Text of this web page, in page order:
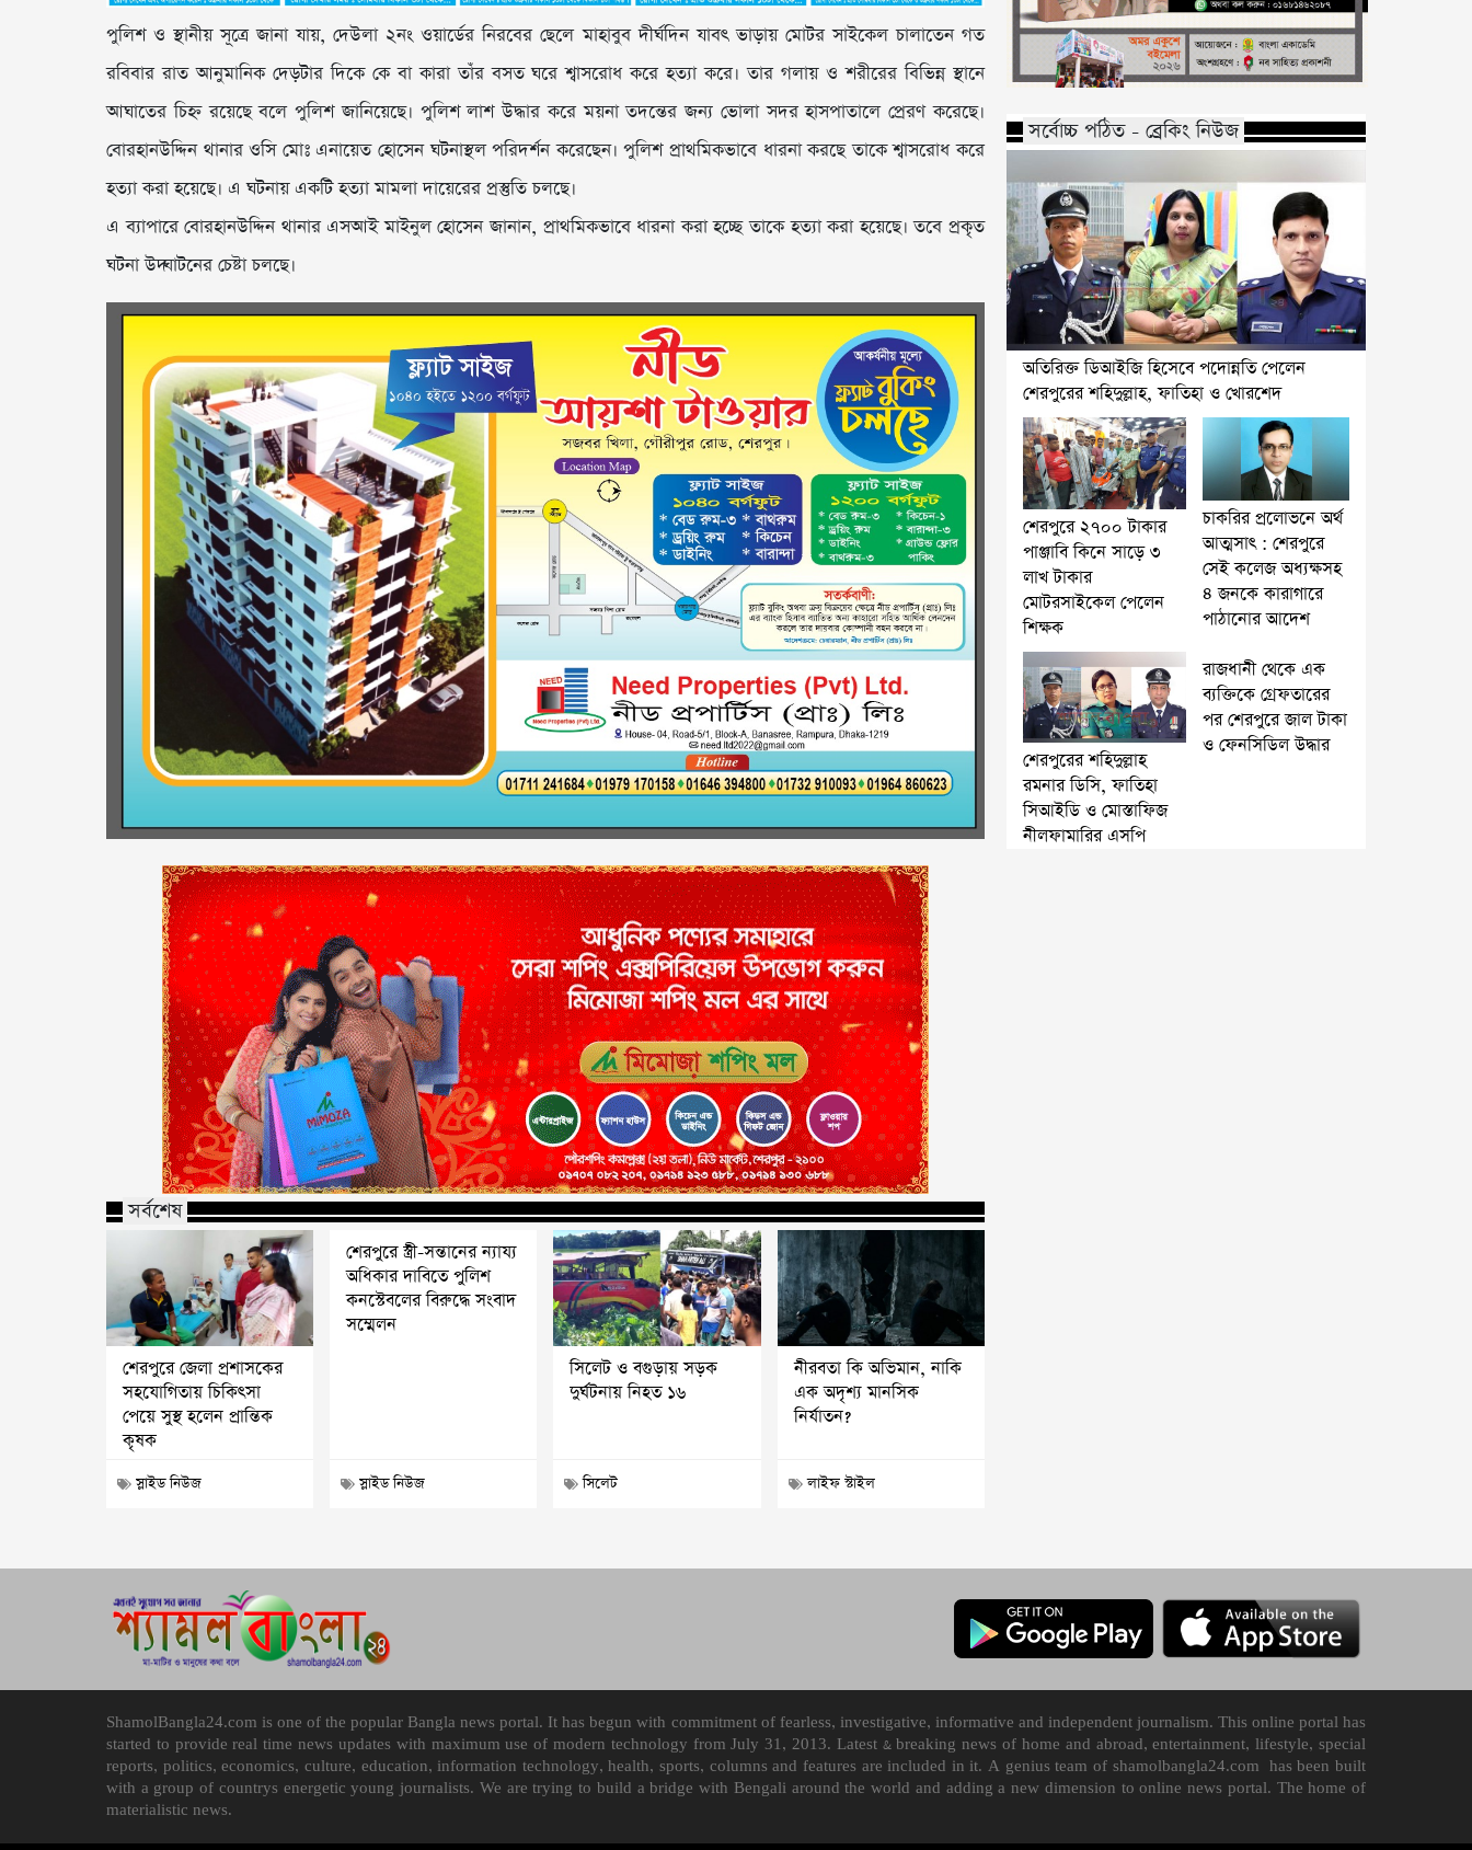
পুলিশ ও স্থানীয় সূত্রে জানা যায়, দেউলা ২নং ওয়ার্ডের নিরবের ছেলে মাহাবুব দীর্ঘদিন যাবৎ ভাড়ায় মোটর সাইকেল চালাতেন গত
রবিবার রাত আনুমানিক দেড়টার দিকে কে বা কারা তাঁর বসত ঘরে শ্বাসরোধ করে হত্যা করে। তার গলায় ও শরীরের বিভিন্ন স্থানে
আঘাতের চিহ্ন রয়েছে বলে পুলিশ জানিয়েছে। পুলিশ লাশ উদ্ধার করে ময়না তদন্তের জন্য ভোলা সদর হাসপাতালে প্রেরণ করেছে।
বোরহানউদ্দিন থানার ওসি মোঃ এনায়েত হোসেন ঘটনাস্থল পরিদর্শন করেছেন। পুলিশ প্রাথমিকভাবে ধারনা করছে তাকে শ্বাসরোধ করে
হত্যা করা হয়েছে। এ ঘটনায় একটি হত্যা মামলা দায়েরের প্রস্তুতি চলছে।
এ ব্যাপারে বোরহানউদ্দিন থানার এসআই মাইনুল হোসেন জানান, প্রাথমিকভাবে ধারনা করা হচ্ছে তাকে হত্যা করা হয়েছে। তবে প্রকৃত
ঘটনা উদ্ঘাটনের চেষ্টা চলছে।
সর্বশেষ
শেরপুরে জেলা প্রশাসকের
সহযোগিতায় চিকিৎসা
পেয়ে সুস্থ হলেন প্রান্তিক
কৃষক
স্লাইড নিউজ
শেরপুরে স্ত্রী-সন্তানের ন্যায্য
অধিকার দাবিতে পুলিশ
কনস্টেবলের বিরুদ্ধে সংবাদ
সম্মেলন
স্লাইড নিউজ
সিলেট ও বগুড়ায় সড়ক
দুর্ঘটনায় নিহত ১৬
সিলেট
নীরবতা কি অভিমান, নাকি
এক অদৃশ্য মানসিক
নির্যাতন?
লাইফ স্টাইল
সর্বোচ্চ পঠিত - ব্রেকিং নিউজ
অতিরিক্ত ডিআইজি হিসেবে পদোন্নতি পেলেন
শেরপুরের শহিদুল্লাহ, ফাতিহা ও খোরশেদ
শেরপুরে ২৭০০ টাকার
পাঞ্জাবি কিনে সাড়ে ৩
লাখ টাকার
মোটরসাইকেল পেলেন
শিক্ষক
চাকরির প্রলোভনে অর্থ
আত্মসাৎ : শেরপুরে
সেই কলেজ অধ্যক্ষসহ
৪ জনকে কারাগারে
পাঠানোর আদেশ
শেরপুরের শহিদুল্লাহ
রমনার ডিসি, ফাতিহা
সিআইডি ও মোস্তাফিজ
নীলফামারির এসপি
রাজধানী থেকে এক
ব্যক্তিকে গ্রেফতারের
পর শেরপুরে জাল টাকা
ও ফেনসিডিল উদ্ধার
ShamolBangla24.com is one of the popular Bangla news portal. It has begun with commitment of fearless, investigative, informative and independent journalism. This online portal has
started to provide real time news updates with maximum use of modern technology from July 31, 2013. Latest & breaking news of home and abroad, entertainment, lifestyle, special
reports, politics, economics, culture, education, information technology, health, sports, columns and features are included in it. A genius team of shamolbangla24.com has been built
with a group of countrys energetic young journalists. We are trying to build a bridge with Bengali around the world and adding a new dimension to online news portal. The home of
materialistic news.